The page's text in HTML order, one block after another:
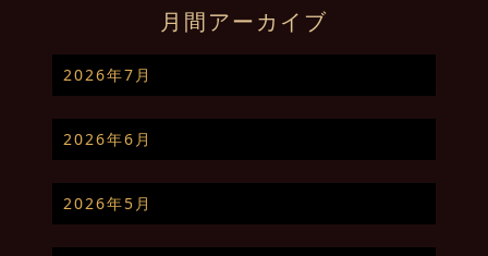
月間アーカイブ
2026年7月
2026年6月
2026年5月